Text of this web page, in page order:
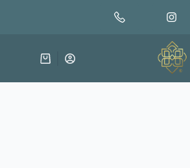
إضافة إلى السلة
عربة